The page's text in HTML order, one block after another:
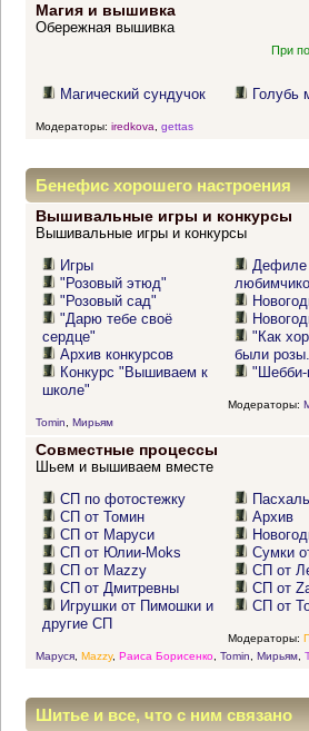
Магия и вышивка
Обережная вышивка
При
Магический сундучок Голубь
Модераторы: iredkova gettas
Бенефис хорошего настроения
Вышивальные игры и конкурсы
Вышивальные игры и конкурсы
Игры
"Розовый этюд"
"Розовый сад"
"Дарю тебе своё
сердце"
Архив конкурсов
Конкурс "Вышиваем к
школе"
Дефиле
"Как
были
"Шебби-
Модераторы:
Tomin
Мирьям
Совместные процессы
Шьем и вышиваем вместе
СП по фотостежку
СП от Томин
СП от Маруси
СП от Юлии-Moks
СП от Mazzy
СП от Дмитревны
Игрушки от Пимошки и
другие СП
Архив
Сумки
СП от
СП от
СП от
Модераторы:
Маруся, Mazzy, Раиса Борисенко, Tomin Мирьям,
Шитье и все, что с ним связано